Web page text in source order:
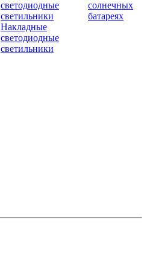
светодиодные
светильники
Накладные
светодиодные
светильники
солнечных
батареях